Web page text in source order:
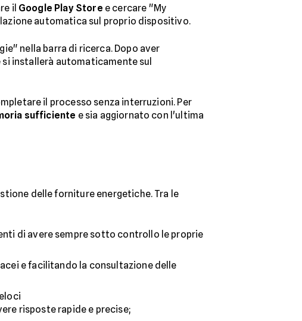
il Google Play Store e cercare "My
automatica sul proprio dispositivo.
nella barra di ricerca. Dopo aver
installerà automaticamente sul
il processo senza interruzioni. Per
sufficiente e sia aggiornato con l'ultima
delle forniture energetiche. Tra le
di avere sempre sotto controllo le proprie
e facilitando la consultazione delle
risposte rapide e precise;